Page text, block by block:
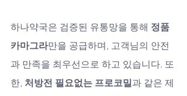
하나약국은 검증된 유통망을 통해 정품
카마그라만을 공급하며, 고객님의 안전
과 만족을 최우선으로 하고 있습니다. 또
한, 처방전 필요없는 프로코밀과 같은 제